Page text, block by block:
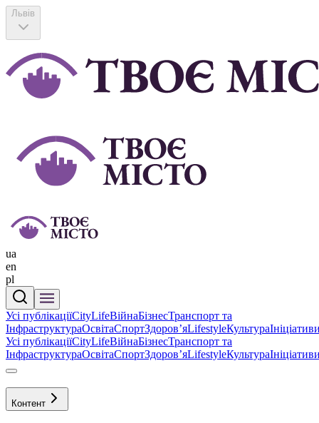
Львів
ua
en
pl
Усі публікаціїCityLifeВійнаБізнесТранспорт та
ІнфраструктураОсвітаСпортЗдоровʼяLifestyleКультура
Усі публікаціїCityLifeВійнаБізнесТранспорт та
ІнфраструктураОсвітаСпортЗдоровʼяLifestyleКультура
Контент